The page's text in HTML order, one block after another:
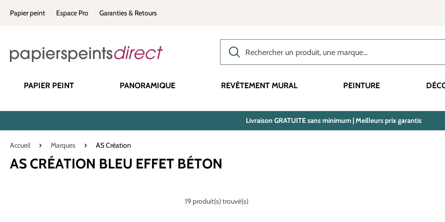
Passer à la navigation principale
Papier peint Espace Pro Garanties & Retours
PAPIER PEINT PANORAMIQUE REVÊTEMENT MURAL PEINTURE
Livraison GRATUITE sans minimum | Meilleurs prix garantis
Accueil Marques AS Création
AS CRÉATION BLEU EFFET BÉTON
19 produit(s) trouvé(s)